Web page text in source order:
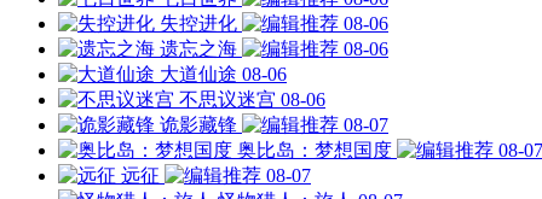
失控进化
08-06
遗忘之海
08-06
大道仙途 08-06
不思议迷宫 08-06
诡影藏锋
08-07
奥比岛：梦想国度
08-07
远征
08-07